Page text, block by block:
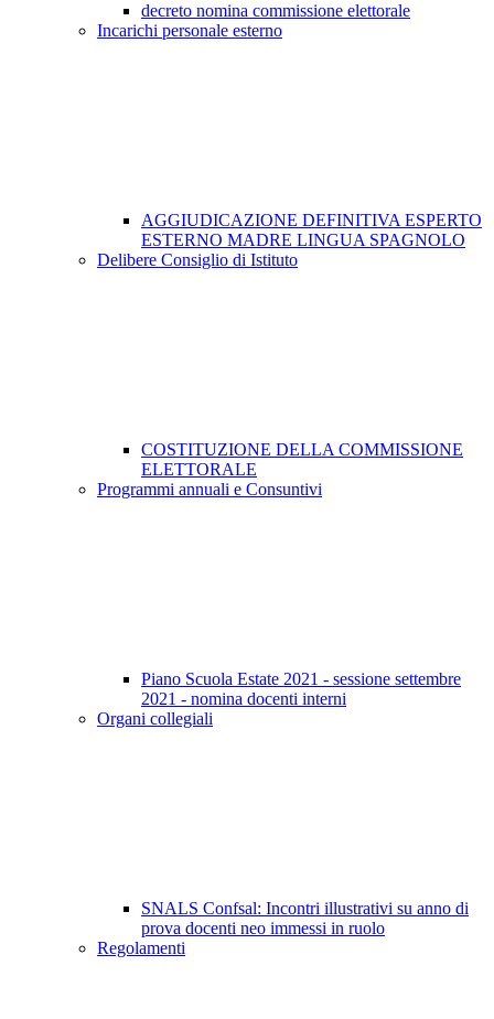
decreto nomina commissione elettorale
Incarichi personale esterno
AGGIUDICAZIONE DEFINITIVA ESPERTO
ESTERNO MADRE LINGUA SPAGNOLO
Delibere Consiglio di Istituto
COSTITUZIONE DELLA COMMISSIONE
ELETTORALE
Programmi annuali e Consuntivi
Piano Scuola Estate 2021 - sessione settembre
2021 - nomina docenti interni
Organi collegiali
SNALS Confsal: Incontri illustrativi su anno di
prova docenti neo immessi in ruolo
Regolamenti